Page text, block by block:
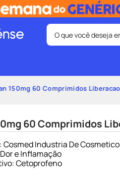
O que você deseja
3º protetor solar
7º ozivy
9º
150mg 60 Comprimidos
60 Comprimidos
Cosmed Industria De
Dor e Inflamação
Cetoprofeno